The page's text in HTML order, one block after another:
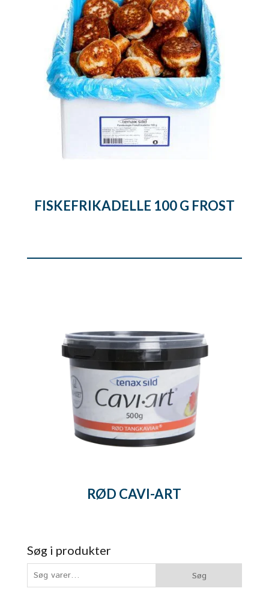
FISKEFRIKADELLE 100 G FROST
RØD CAVI-ART
Søg i produkter
efter:
Søg